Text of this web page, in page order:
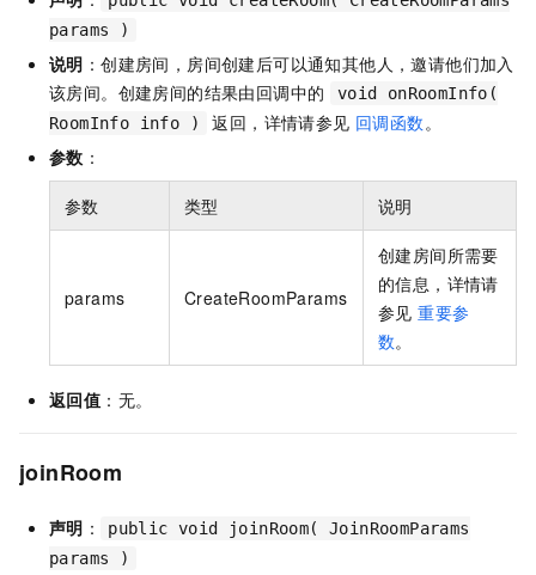
params )
说明 ：创建房间，房间创建后可以通知其他人，邀请他们加入
该房间。创建房间的结果由回调中的
void onRoomInfo(
RoomInfo info )
返回，详情请参见 回调函数。
参数 ：
参数 类型 说明
params CreateRoomParams
创建房间所需要
的信息，详情请
参见重要参
数。
返回值 ：无。
joinRoom
声明 ：
public void joinRoom( JoinRoomParams
params )